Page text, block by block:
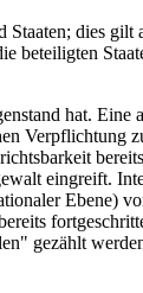
Staaten; dies gilt
beteiligten
hat. Eine
Verpflichtung
eingreift.
Ebene)
gezählt